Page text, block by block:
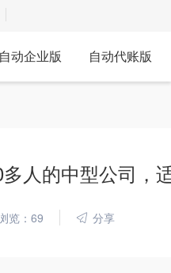
自动企业版 自动代账版
人的中型公司，
览：69 分享